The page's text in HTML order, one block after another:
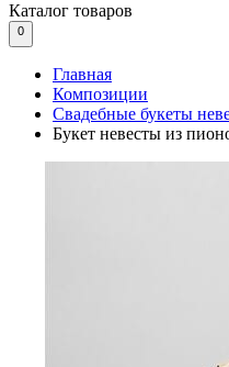
Каталог товаров
0
Главная
Композиции
Свадебные букеты
Букет невесты из